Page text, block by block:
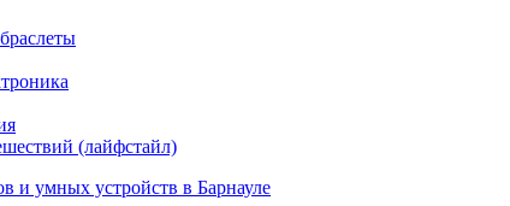
(лайфстайл)
и умных устройств в Барнауле